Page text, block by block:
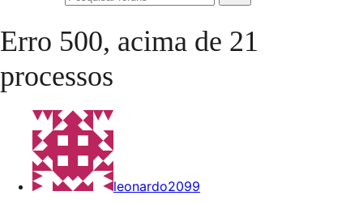
Pesquisar
Erro 500, acima de 21
processos
leonardo2099